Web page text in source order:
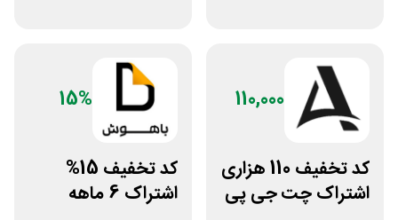
110,000
کد تخفیف 110 هزاری
اشتراک چت جی پی
15%
کد تخفیف 15%
اشتراک 6 ماهه